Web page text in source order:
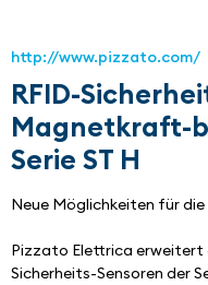
http://www.pizzato.com/
RFID-
Magnetkraft-
Serie ST H
Neue Möglichkeiten für die
Pizzato Elettrica erweitert
Sicherheits-Sensoren der